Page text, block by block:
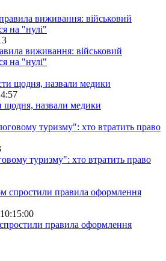
виживання: військовий
на "нулі"
щодня, назвали медики
туризму": хто втратить право
правила оформлення